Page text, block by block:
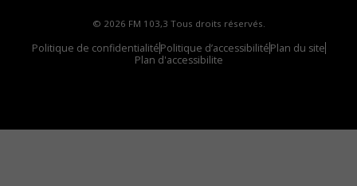
© 2026 FM 103,3 Tous droits réservés.
Politique de confidentialitéPolitique d’accessibilitéPlan du site
Plan d'accessibilite